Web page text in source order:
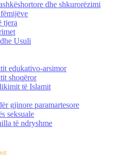
dhe shkurorëzimi
tjera
Usuli
edukativo-arsimor
shoqëror
të Islamit
gjinore paramartesore
seksuale
të ndryshme